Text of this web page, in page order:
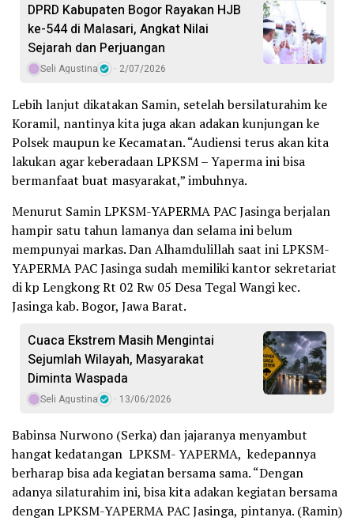
DPRD Kabupaten Bogor Rayakan HJB
ke-544 di Malasari, Angkat Nilai
Sejarah dan Perjuangan
Seli Agustina 2/07/2026
Lebih lanjut dikatakan Samin, setelah bersilaturahim ke
Koramil, nantinya kita juga akan adakan kunjungan ke
Polsek maupun ke Kecamatan. “Audiensi terus akan kita
lakukan agar keberadaan LPKSM – Yaperma ini bisa
bermanfaat buat masyarakat,” imbuhnya.
Menurut Samin LPKSM-YAPERMA PAC Jasinga berjalan
hampir satu tahun lamanya dan selama ini belum
mempunyai markas. Dan Alhamdulillah saat ini LPKSM-
YAPERMA PAC Jasinga sudah memiliki kantor sekretariat
di kp Lengkong Rt 02 Rw 05 Desa Tegal Wangi kec.
Jasinga kab. Bogor, Jawa Barat.
Cuaca Ekstrem Masih Mengintai
Sejumlah Wilayah, Masyarakat
Diminta Waspada
Seli Agustina 13/06/2026
Babinsa Nurwono (Serka) dan jajaranya menyambut
hangat kedatangan LPKSM- YAPERMA, kedepannya
berharap bisa ada kegiatan bersama sama. “Dengan
adanya silaturahim ini, bisa kita adakan kegiatan bersama
dengan LPKSM-YAPERMA PAC Jasinga, pintanya. (Ramin)